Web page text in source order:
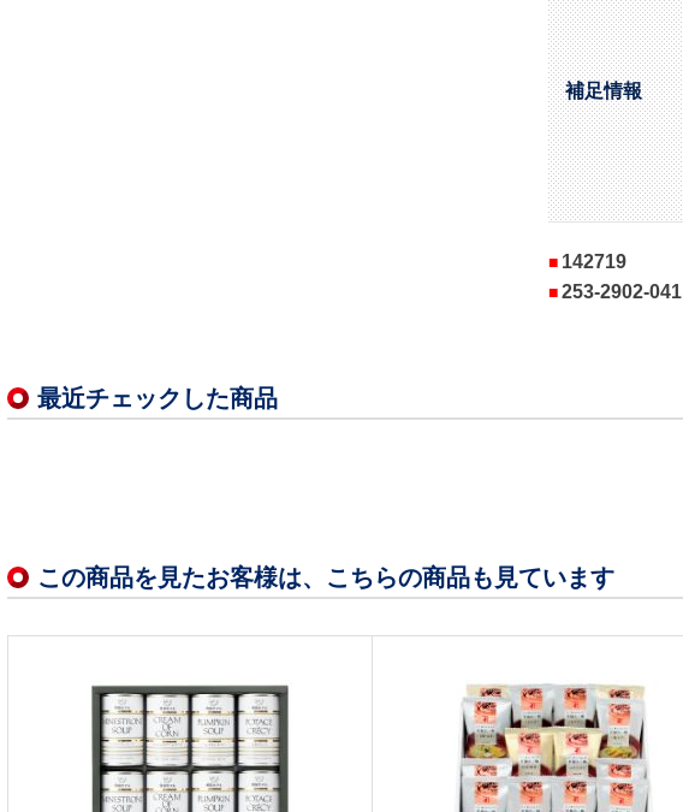
補足情報
142719
253-2902-041
最近チェックした商品
この商品を見たお客様は、こちらの商品も見ています